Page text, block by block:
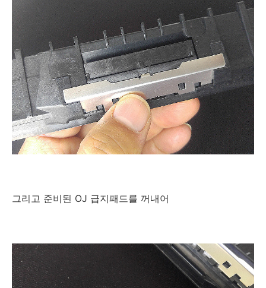
그리고 준비된 OJ 급지패드를 꺼내어